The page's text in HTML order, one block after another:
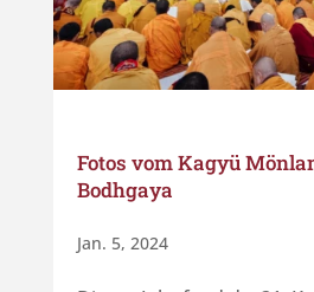
Fotos vom Kagyü
Bodhgaya
Jan. 5, 2024